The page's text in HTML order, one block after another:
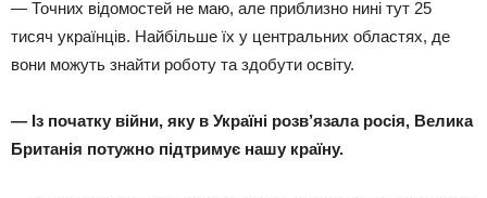
— Точних відомостей не маю, але приблизно нині тут 25
тисяч українців. Найбільше їх у центральних областях, де
вони можуть знайти роботу та здобути освіту.
— Із початку війни, яку в Україні розв’язала росія, Велика
Британія потужно підтримує нашу країну.